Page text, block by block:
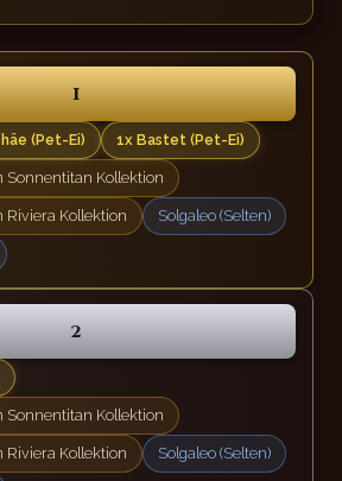
1
(Pet-Ei) 1x Bastet (Pet-Ei)
Sonnentitan Kollektion
Riviera Kollektion Solgaleo (Selten)
2
Sonnentitan Kollektion
Riviera Kollektion Solgaleo (Selten)